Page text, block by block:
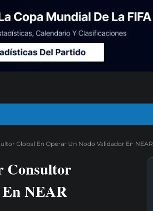
Global En Operar Un Nodo Validador En NEAR
Consultor
NEAR